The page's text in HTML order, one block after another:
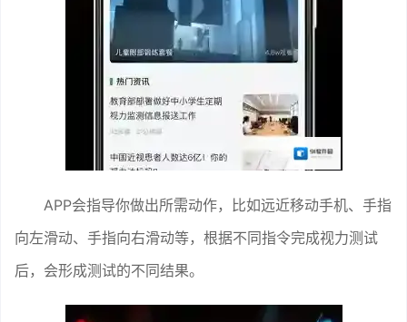
APP会指导你做出所需动作，比如远近移动手机、手指
向左滑动、手指向右滑动等，根据不同指令完成视力测试
后，会形成测试的不同结果。